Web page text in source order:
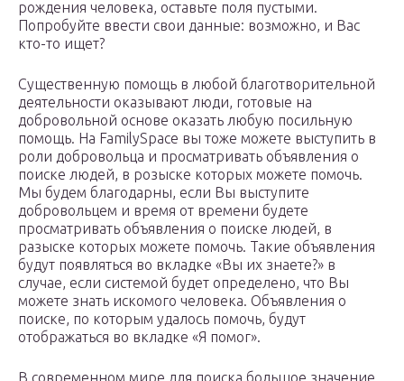
рождения человека, оставьте поля пустыми.
Попробуйте ввести свои данные: возможно, и Вас
кто-то ищет?
Существенную помощь в любой благотворительной
деятельности оказывают люди, готовые на
добровольной основе оказать любую посильную
помощь. На FamilySpace вы тоже можете выступить в
роли добровольца и просматривать объявления о
поиске людей, в розыске которых можете помочь.
Мы будем благодарны, если Вы выступите
добровольцем и время от времени будете
просматривать объявления о поиске людей, в
разыске которых можете помочь. Такие объявления
будут появляться во вкладке «Вы их знаете?» в
случае, если системой будет определено, что Вы
можете знать искомого человека. Объявления о
поиске, по которым удалось помочь, будут
отображаться во вкладке «Я помог».
В современном мире для поиска большое значение